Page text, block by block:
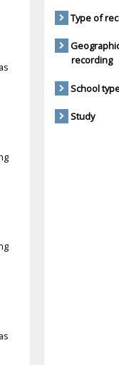
Type of
recording
School
Study